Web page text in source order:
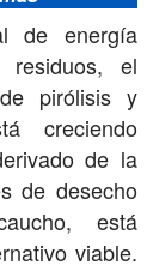
de energía
residuos, el
pirólisis y
creciendo
de la
de desecho
está
viable.